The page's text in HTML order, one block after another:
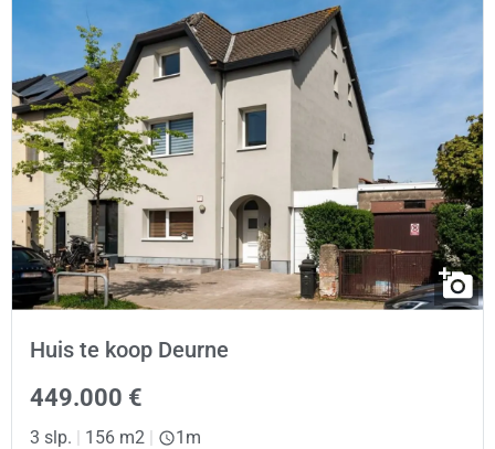
Huis te koop Deurne
449.000 €
3 slp. | 156 m2 | 1m